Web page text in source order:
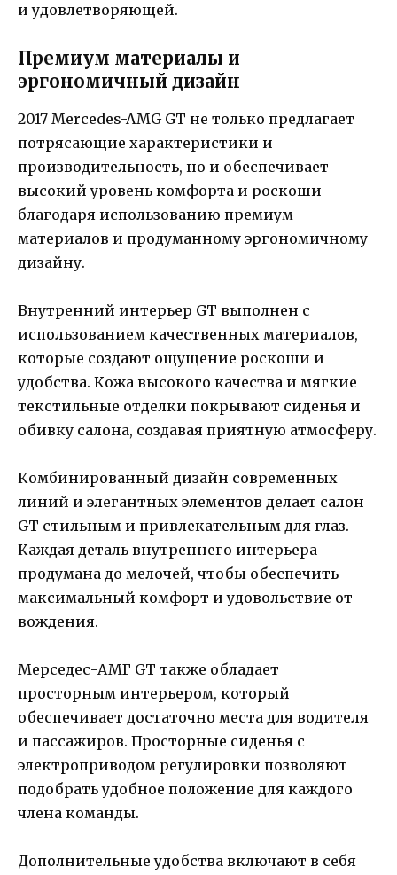
и удовлетворяющей.
Премиум материалы и
эргономичный дизайн
2017 Mercedes-AMG GT не только предлагает
потрясающие характеристики и
производительность, но и обеспечивает
высокий уровень комфорта и роскоши
благодаря использованию премиум
материалов и продуманному эргономичному
дизайну.
Внутренний интерьер GT выполнен с
использованием качественных материалов,
которые создают ощущение роскоши и
удобства. Кожа высокого качества и мягкие
текстильные отделки покрывают сиденья и
обивку салона, создавая приятную атмосферу.
Комбинированный дизайн современных
линий и элегантных элементов делает салон
GT стильным и привлекательным для глаз.
Каждая деталь внутреннего интерьера
продумана до мелочей, чтобы обеспечить
максимальный комфорт и удовольствие от
вождения.
Мерседес-АМГ GT также обладает
просторным интерьером, который
обеспечивает достаточно места для водителя
и пассажиров. Просторные сиденья с
электроприводом регулировки позволяют
подобрать удобное положение для каждого
члена команды.
Дополнительные удобства включают в себя